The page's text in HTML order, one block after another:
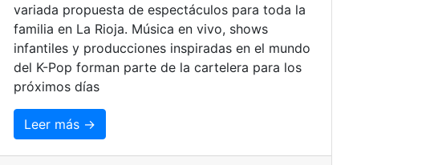
variada propuesta de espectáculos para toda la
familia en La Rioja. Música en vivo, shows
infantiles y producciones inspiradas en el mundo
del K-Pop forman parte de la cartelera para los
próximos días
Leer más →